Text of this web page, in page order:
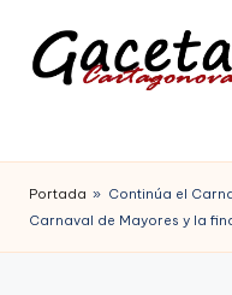
Saltar
c
e
Cartagonova,
La
Portada » Continúa el
Carnaval de Mayores y la